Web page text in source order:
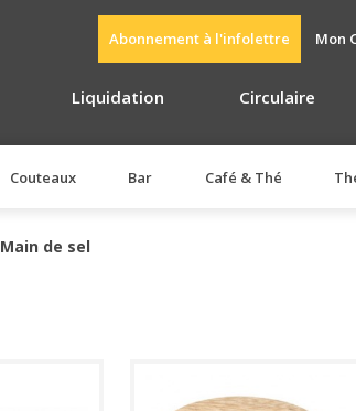
Abonnement à l'infolettre Mon
Liquidation Circulaire
Couteaux Bar Café & Thé
Main de sel